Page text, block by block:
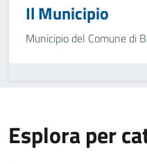
Il Municipio
Municipio del Comune di
Esplora per